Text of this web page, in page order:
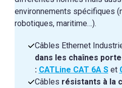
environnements spécifiques
robotiques, maritime…).
Câbles Ethernet
dans les chaînes
: CATLine CAT 6A Set
Câbles résistants à la